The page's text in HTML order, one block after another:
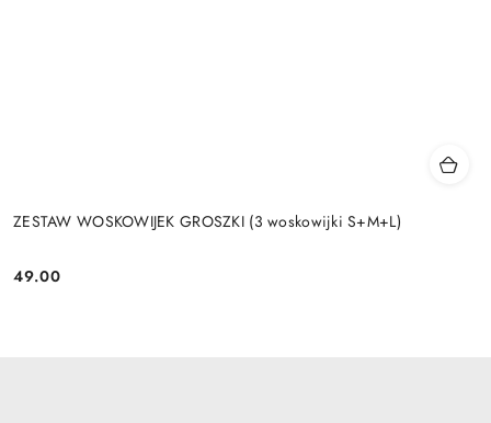
ZESTAW WOSKOWIJEK GROSZKI (3 woskowijki S+M+L)
Cena:
49.00